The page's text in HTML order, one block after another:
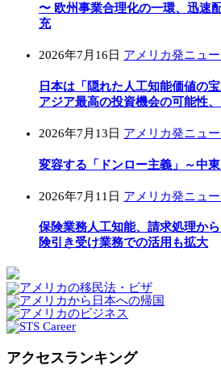
〜 欧州事業合理化の一環、迅速
充
2026年7月16日 アメリカ発ニュー
日本は「隠れた人工知能価値の
アジア最高の投資機会の可能性
2026年7月13日 アメリカ発ニュー
変容する「ドンロー主義」～中
2026年7月11日 アメリカ発ニュー
保険業務人工知能、請求処理か
険引き受け業務での活用も拡大
アクセスランキング